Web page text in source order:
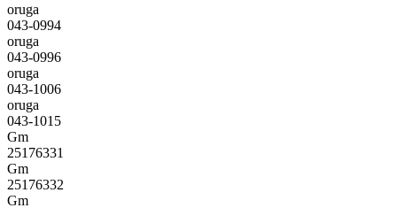
oruga
043-0994
oruga
043-0996
oruga
043-1006
oruga
043-1015
Gm
25176331
Gm
25176332
Gm